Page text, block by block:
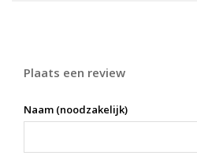
Plaats een review
Naam (noodzakelijk)